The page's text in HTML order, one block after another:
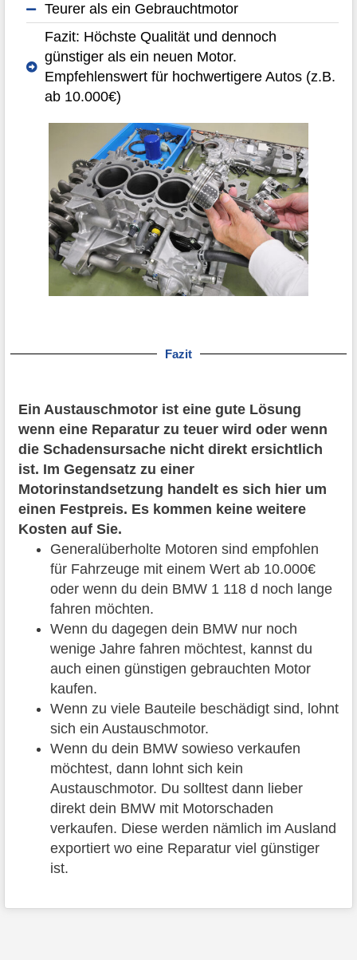
Teurer als ein Gebrauchtmotor
Fazit: Höchste Qualität und dennoch
günstiger als ein neuen Motor.
Empfehlenswert für hochwertigere Autos (z.B.
ab 10.000€)
Fazit
Ein Austauschmotor ist eine gute Lösung
wenn eine Reparatur zu teuer wird oder wenn
die Schadensursache nicht direkt ersichtlich
ist. Im Gegensatz zu einer
Motorinstandsetzung handelt es sich hier um
einen Festpreis. Es kommen keine weitere
Kosten auf Sie.
Generalüberholte Motoren sind empfohlen
für Fahrzeuge mit einem Wert ab 10.000€
oder wenn du dein BMW 1 118 d noch lange
fahren möchten.
Wenn du dagegen dein BMW nur noch
wenige Jahre fahren möchtest, kannst du
auch einen günstigen gebrauchten Motor
kaufen.
Wenn zu viele Bauteile beschädigt sind, lohnt
sich ein Austauschmotor.
Wenn du dein BMW sowieso verkaufen
möchtest, dann lohnt sich kein
Austauschmotor. Du solltest dann lieber
direkt dein BMW mit Motorschaden
verkaufen. Diese werden nämlich im Ausland
exportiert wo eine Reparatur viel günstiger
ist.